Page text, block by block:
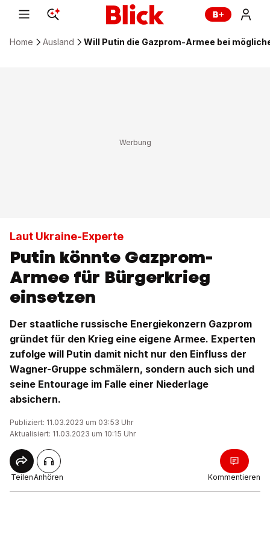
Home Ausland Will Putin die Gazprom-Armee bei
Laut Ukraine-Experte
Putin könnte Gazprom-
Armee für Bürgerkrieg
einsetzen
Der staatliche russische Energiekonzern Gazprom
gründet für den Krieg eine eigene Armee. Experten
zufolge will Putin damit nicht nur den Einfluss der
Wagner-Gruppe schmälern, sondern auch sich und
seine Entourage im Falle einer Niederlage
absichern.
Publiziert: 11.03.2023 um 03:53 Uhr
Aktualisiert: 11.03.2023 um 10:15 Uhr
TeilenAnhören Kommentieren